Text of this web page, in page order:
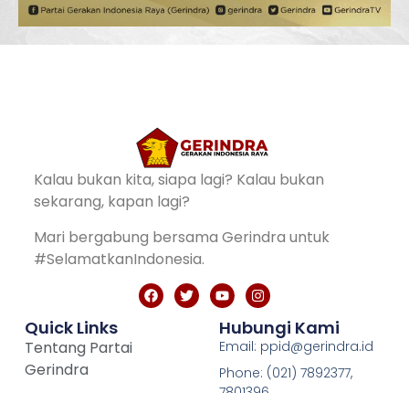
Kalau bukan kita, siapa lagi? Kalau bukan
sekarang, kapan lagi?
Mari bergabung bersama Gerindra untuk
#SelamatkanIndonesia.
Quick Links
Tentang Partai
Gerindra
Hubungi Kami
Email: ppid@gerindra.id
Phone: (021) 7892377,